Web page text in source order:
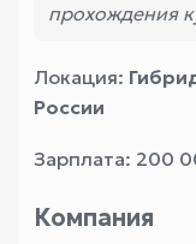
прохождения
Локация:
России
Зарплата: 200
Компания